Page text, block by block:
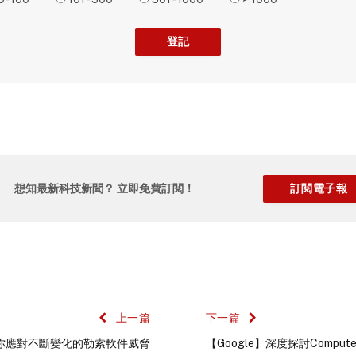
想知最新科技新聞？ 立即免費訂閱！
上一篇
應對不斷變化的勒索軟件威脅
下一篇
【Google】深度探討